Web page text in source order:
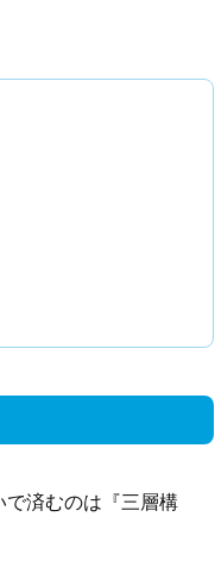
済むのは『三層構